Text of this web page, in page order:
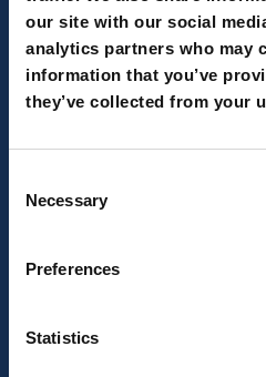
our site with our social
analytics partners who may
information that you’ve
they’ve collected from your
Selection
Necessary
Preferences
Statistics
Enhanced